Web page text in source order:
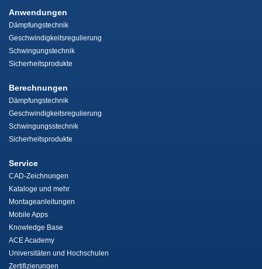
Anwendungen
Dämpfungstechnik
Geschwindigkeitsregulierung
Schwingungstechnik
Sicherheitsprodukte
Berechnungen
Dämpfungstechnik
Geschwindigkeitsregulierung
Schwingungsstechnik
Sicherheitsprodukte
Service
CAD-Zeichnungen
Kataloge und mehr
Montageanleitungen
Mobile Apps
Knowledge Base
ACE Academy
Universitäten und Hochschulen
Zertifizierungen